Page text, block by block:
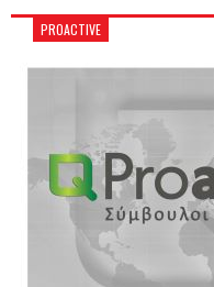
PROACTIVE